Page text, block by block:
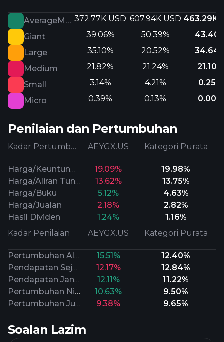
AverageMarketCap 372.77K USD 607.94K USD 463.29K
Giant
39.06% 50.39%
Large
35.10% 20.52%
Medium
21.82% 21.24%
21.10%
Small
3.14% 4.21%
0.25%
Micro
0.39% 0.13% 0.00%
Penilaian dan Pertumbuhan
Kadar Pertumbuhan AEYGX.US Kategori Purata
Harga/Keuntungan Prospektif 19.09%
19.98%
Harga/Aliran Tunai
13.62%
13.75%
Harga/Buku
5.12%
4.63%
Harga/Jualan
2.18%
2.82%
Hasil Dividen
1.24%
1.16%
Kadar Penilaian
AEYGX.US Kategori Purata
Pertumbuhan Aliran Tunai 15.51%
12.40%
Pendapatan Sejarah
12.17%
12.84%
Pendapatan Jangka Panjang
12.11%
11.22%
Pertumbuhan Nilai Buku
10.63%
9.50%
Pertumbuhan Jualan
9.38% 9.65%
Soalan Lazim